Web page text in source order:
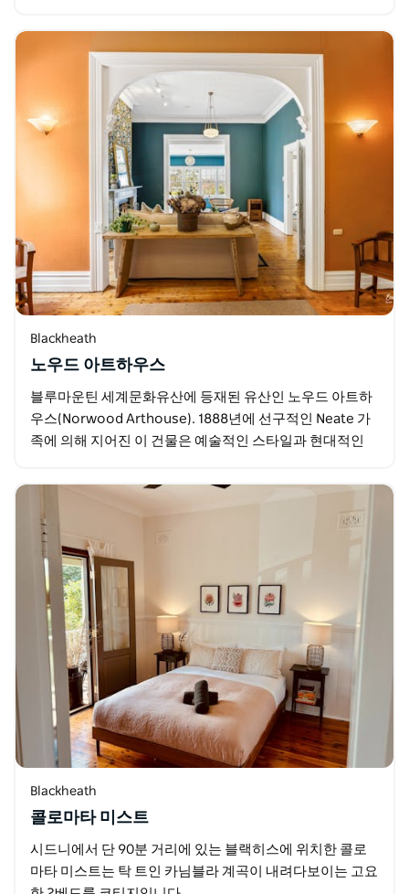
Blackheath
노우드 아트하우스
블루마운틴 세계문화유산에 등재된 유산인 노우드 아트하
우스(Norwood Arthouse). 1888년에 선구적인 Neate 가
족에 의해 지어진 이 건물은 예술적인 스타일과 현대적인
Blackheath
콜로마타 미스트
시드니에서 단 90분 거리에 있는 블랙히스에 위치한 콜로
마타 미스트는 탁 트인 카님블라 계곡이 내려다보이는 고요